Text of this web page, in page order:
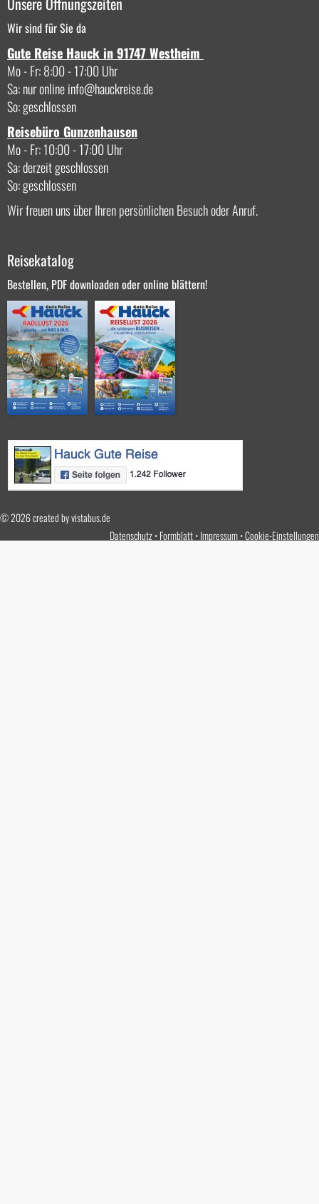
Wir sind für Sie da
Gute Reise Hauck in 91747 Westheim
Mo - Fr: 8:00 - 17:00 Uhr
Sa: nur onlineinfo
hauckreise.de
So: geschlossen
Reisebüro Gunzenhausen
Mo - Fr: 10:00 - 17:00 Uhr
Sa: derzeit geschlossen
So: geschlossen
Wir freuen uns über Ihren persönlichen Besuch oder Anruf.
Reisekatalog
Bestellen, PDF downloaden oder online blättern!
© 2026 created byvistabus.de
Datenschutz Formblatt Impressum Cookie-Einstellungen